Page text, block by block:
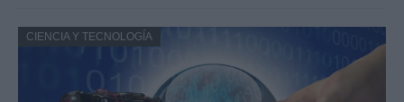
CIENCIA Y TECNOLOGÍA